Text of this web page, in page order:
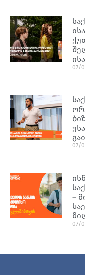
07/
07/
–
07/